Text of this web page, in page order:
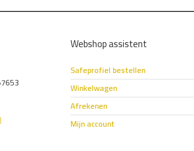
Webshop assistent
Safeprofiel bestellen
Winkelwagen
Afrekenen
Mijn account